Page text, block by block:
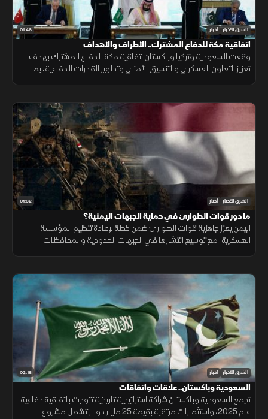
01:46 الشرق للأخبار أخبار
اتفاقية مكة للدفاع المشترك.. الأطراف والأهداف
وقعت السعودية وتركيا وباكستان اتفاقية مكة للدفاع المشترك بهدف
تعزيز التعاون العسكري والتنسيق الأمني وتطوير القدرات الدفاعية، بما
01:32 الشرق للأخبار أخبار
ما دور قوات الطوارئ في حماية الجبهات اليمنية؟
اليمن يعزز جاهزية قوات الطوارئ ضمن خطة لإعادة تنظيم المؤسسة
العسكرية، مع توسيع انتشارها في الجبهات الحدودية والمحافظات
02:18 الشرق للأخبار أخبار
السعودية وباكستان.. علاقات واتفاقات
تجمع السعودية وباكستان شراكة استراتيجية تاريخية تتوجت باتفاقية دفاعية
عام 2025، واستثمارات مرتقبة بقيمة 25 مليار دولار تشمل مشروع